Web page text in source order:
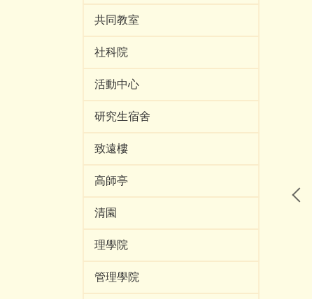
共同教室
社科院
活動中心
研究生宿舍
致遠樓
高師亭
清園
理學院
管理學院